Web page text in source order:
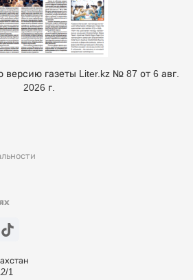
1
газеты Liter.kz № 87 от 6 авг.
2026 г.